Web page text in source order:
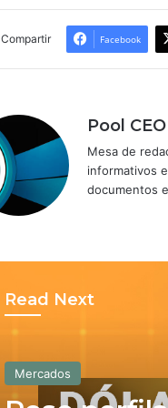
Compartir Facebook
Pool CEO
Mesa de
informativos
documentos
Read Next
Mercados